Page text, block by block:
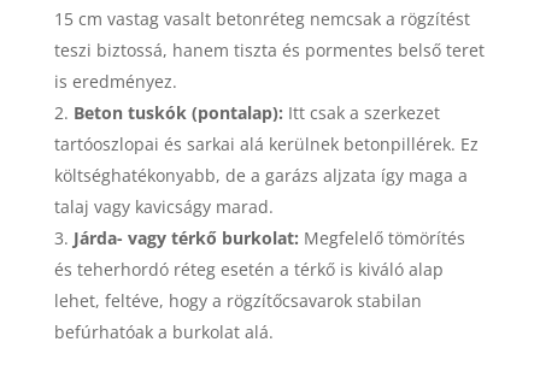
15 cm vastag vasalt betonréteg nemcsak a rögzítést
teszi biztossá, hanem tiszta és pormentes belső teret
is eredményez.
Beton tuskók (pontalap): Itt csak a szerkezet
tartóoszlopai és sarkai alá kerülnek betonpillérek. Ez
költséghatékonyabb, de a garázs aljzata így maga a
talaj vagy kavicságy marad.
Járda- vagy térkő burkolat: Megfelelő tömörítés
és teherhordó réteg esetén a térkő is kiváló alap
lehet, feltéve, hogy a rögzítőcsavarok stabilan
befúrhatóak a burkolat alá.